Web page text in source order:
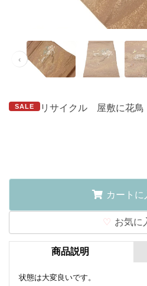
‹
SALE リサイクル 屋敷に花鳥
カートに
お気に
商品説明
状態は大変良いです。